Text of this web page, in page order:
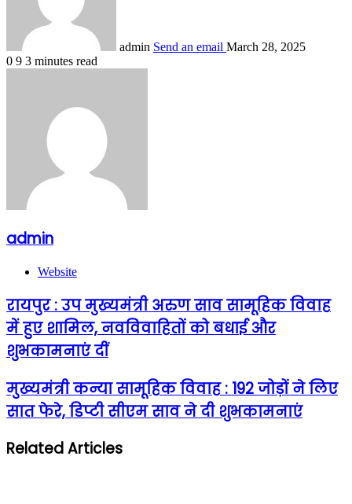
admin Send an email March 28, 2025
0 9 3 minutes read
admin
Website
रायपुर : उप मुख्यमंत्री अरुण साव सामूहिक विवाह
में हुए शामिल, नवविवाहितों को बधाई और
शुभकामनाएं दीं
मुख्यमंत्री कन्या सामूहिक विवाह : 192 जोड़ों ने लिए
सात फेरे, डिप्टी सीएम साव ने दी शुभकामनाएं
Related Articles